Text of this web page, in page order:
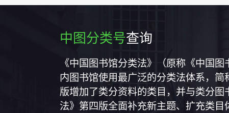
中图分类号查询
《中国图书馆分类法》（原称《中国
内图书馆使用最广泛的分类法体系，
版增加了类分资料的类目，并与类分图
法》第四版全面补充新主题、扩充类